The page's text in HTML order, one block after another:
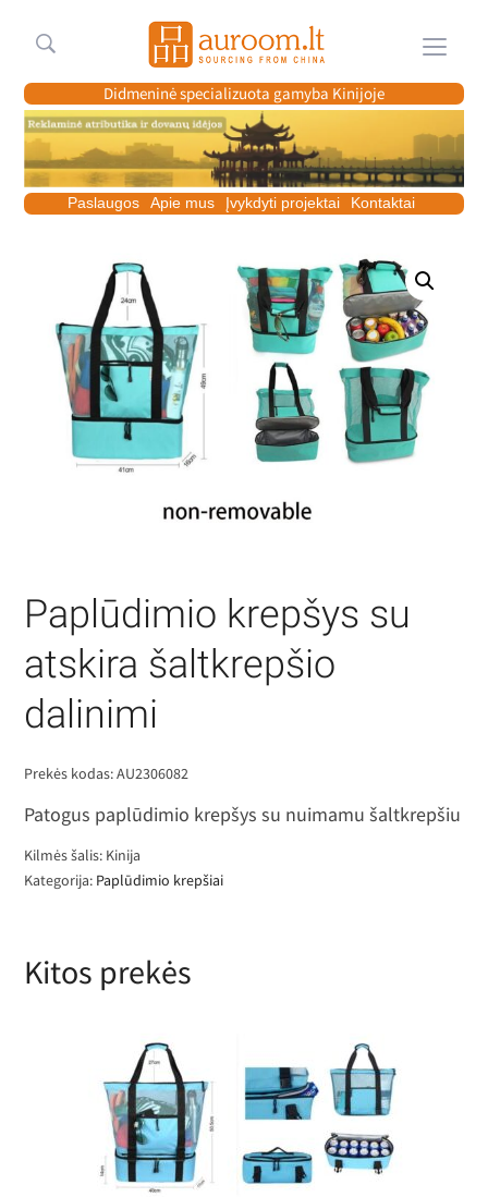
Meniu
Didmeninė specializuota gamyba Kinijoje
Paslaugos Apie mus Įvykdyti projektai Kontaktai
Paplūdimio krepšys su
atskira šaltkrepšio
dalinimi
Prekės kodas:AU2306082
Patogus paplūdimio krepšys su nuimamu šaltkrepšiu
Kilmės šalis: Kinija
Kategorija: Paplūdimio krepšiai
Kitos prekės
Paplūdimio krepšys su šaltkrepšio
dalimi